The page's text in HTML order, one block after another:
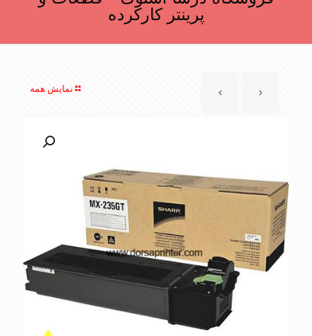
پرینتر کارکرده
نمایش همه